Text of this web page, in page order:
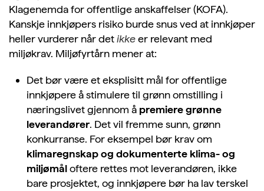
Klagenemda for offentlige anskaffelser (KOFA).
Kanskje innkjøpers risiko burde snus ved at innkjøper
heller vurderer når detikkeer relevant med
miljøkrav. Miljøfyrtårn mener at:
Det bør være et eksplisitt mål for offentlige
innkjøpereåstimulere til grønn omstilling i
næringslivet gjennom å premiere grønne
leverandører. Det vil fremme sunn, grønn
konkurranse. For eksempel bør krav om
klimaregnskap og dokumenterte klima- og
miljømåloftere rettes mot leverandøren, ikke
bare prosjektet, og innkjøpere bør ha lav terskel